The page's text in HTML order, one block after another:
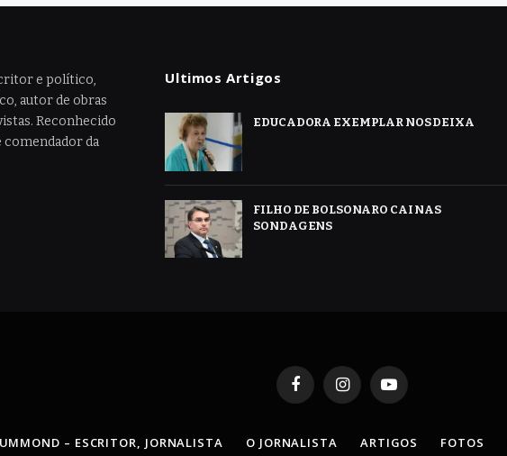
e político,
autor de obras
Reconhecido
comendador da
Ultimos Artigos
EDUCADORA EXEMPLAR NOS DEIXA
FILHO DE BOLSONARO CAI NAS
SONDAGENS
FacebookInstagramYouTube
– ESCRITOR, JORNALISTA O JORNALISTA ARTIGOS FOTOS